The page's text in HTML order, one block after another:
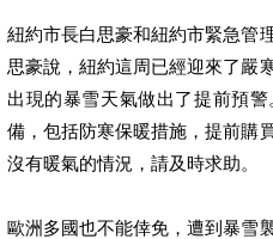
紐約市長白思豪和紐約市緊急管
思豪說，紐約這周已經迎來了嚴
出現的暴雪天氣做出了提前預
備，包括防寒保暖措施，提前購
沒有暖氣的情況，請及時求助。
歐洲多國也不能倖免，遭到暴雪